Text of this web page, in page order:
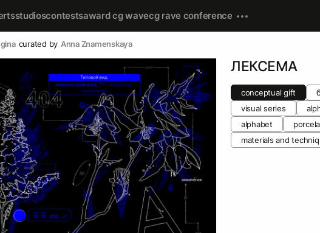
studioscontestsaward cg wavecg rave conference
curated by Anna Znamenskaya
ЛЕКСЕМА
conceptual gift
visual series
alphabet
materials and